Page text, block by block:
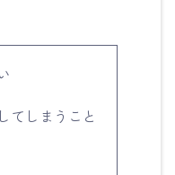
てしまうこと